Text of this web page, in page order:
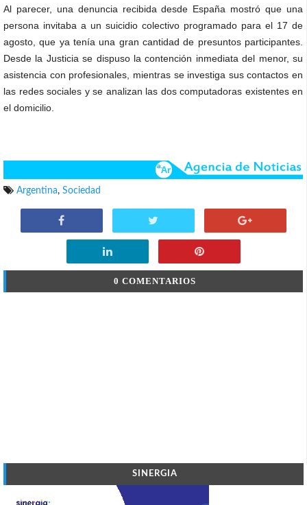
Al parecer, una denuncia recibida desde España mostró que una
persona invitaba a un suicidio colectivo programado para el 17 de
agosto, que ya tenía una gran cantidad de presuntos participantes.
Desde la Justicia se dispuso la contención inmediata del menor, su
asistencia con profesionales, mientras se investiga sus contactos en
las redes sociales y se analizan las dos computadoras existentes en
el domicilio.
Argentina, Sociedad
0 COMENTARIOS
SINERGIA